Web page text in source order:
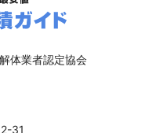
体業者認定協会
31